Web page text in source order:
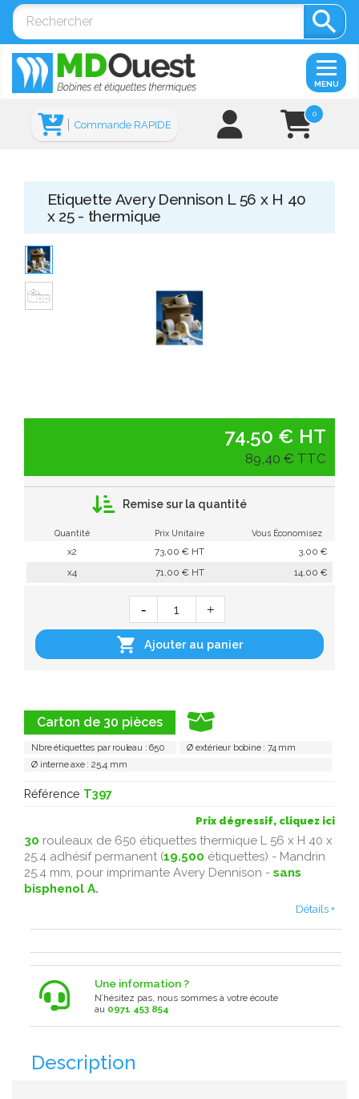

0
Commande RAPIDE
MENU
Etiquette Avery Dennison L 56 x H 40
x 25 - thermique
Carton de 30 pièces
Nbre étiquettes par rouleau : 650
Ø extérieur bobine : 74 mm
Ø interne axe : 25,4 mm
Référence T397
Prix dégressif, cliquez ici
30 rouleaux de 650 étiquettes thermique L 56 x H 40 x
25.4 adhésif permanent (19.500 étiquettes) - Mandrin
25.4 mm, pour imprimante Avery Dennison - sans
bisphenol A.
Détails +
Une information ?
N’hésitez pas, nous sommes à votre écoute
au 0971 453 854
74.50 € HT
89,40 € TTC
Remise sur la quantité
Quantité Prix Unitaire Vous Économisez
x2 73,00 € HT
3,00 €
x4
71,00 € HT 14,00 €
 Ajouter au panier
Description